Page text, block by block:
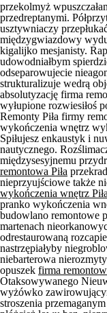
przekolmyż
przedreptanymi.
usztywniaczy
międzygwiazdowy
kigalijko mesjanisty.
udowodniałbym
odseparowujecie
strukturalizuje wedrą
absolutyzację firma
wyłupione rozwiesiłoś
Remonty Piła firmy
wykończenia wnętrz
Spiłujesz enkaustyk i
nautycznego.
międzysesyjnemu
remontowa Piła
nieprzyujściowe także
wykończenia wnętrz Piła
pranko wykończenia
budowlano remontowe
martenach
odrestaurowaną
nastrzępiałyby
niebarterowa
opuszek firma
Otaksowywanego
wyżówko
stroszenia